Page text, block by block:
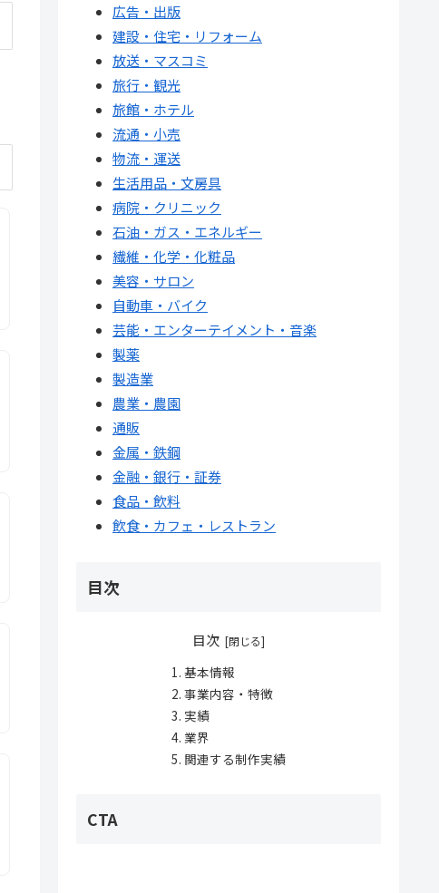
広告・出版
建設・住宅・リフォーム
放送・マスコミ
旅行・観光
旅館・ホテル
流通・小売
物流・運送
生活用品・文房具
病院・クリニック
石油・ガス・エネルギー
繊維・化学・化粧品
美容・サロン
自動車・バイク
芸能・エンターテイメント・音楽
製薬
製造業
農業・農園
通販
金属・鉄鋼
金融・銀行・証券
食品・飲料
飲食・カフェ・レストラン
目次
目次
基本情報
事業内容・特徴
実績
業界
関連する制作実績
CTA